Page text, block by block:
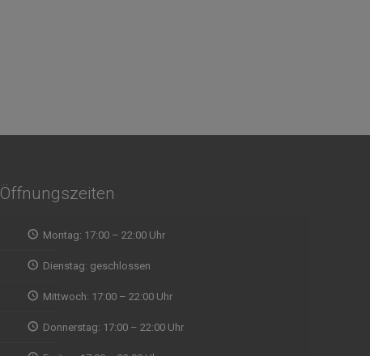
indisches Essen ausprobieren und waren
und Ambiente, Musik. Aufjedenfall zu
empfehlen
Öffnungszeiten
Montag: 17:00 – 22:00 Uhr
Dienstag: geschlossen
Mittwoch: 17:00 – 22:00 Uhr
Donnerstag: 17:00 – 22:00 Uhr